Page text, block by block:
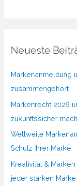
Neueste
Markenanmeldung
zusammengehört
Markenrecht 2026
zukunftssicher
Weltweite
Schutz Ihrer Marke
Kreativität &
jeder starken